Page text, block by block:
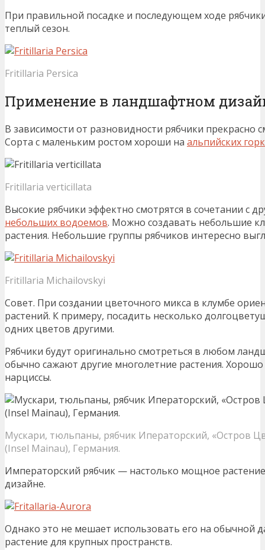
При правильной посадке и последующем ходе
теплый сезон.
Fritillaria Persica
Применение в ландшафтном
В зависимости от разновидности рябчики
Сорта с маленьким ростом хороши на альпийских
Fritillaria verticillata
Высокие рябчики эффектно смотрятся в сочетании с
небольших водоемов. Можно создавать небольшие
растения. Небольшие группы рябчиков интересно
Fritillaria Michailovskyi
Совет. При создании цветочного микса в клумбе
растений. К примеру, посадить несколько
одних цветов другими.
Рябчики будут оригинально смотреться в любом
обычно сажают другие многолетние растения.
нарциссы.
Мускари, тюльпаны, рябчик Иператорский, «Остров
(Insel Mainau), Германия.
Императорский рябчик — настолько мощное
дизайне.
Однако это не мешает использовать его на обычной
растение для крупных пространств.